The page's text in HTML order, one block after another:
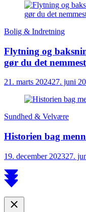
Bolig & Indretning
Flytning og
gør du det nemmest
21. marts 202427. juni
Sundhed & Velvære
Historien bag
19. december 202327.
Scroll
to
Close